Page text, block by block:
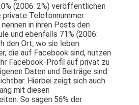
(2006: 2%) veröffentlichen
private Telefonnummer.
nennen in ihren Posts den
und ebenfalls 71% (2006:
den Ort, wo sie leben.
die auf Facebook sind, nutzen
Facebook­-Profil auf privat zu
Daten und Beiträge sind
Hierbei zeigt sich auch
mit diesen
So sagen 56% der